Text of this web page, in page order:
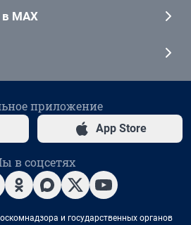
MAX
приложение
App Store
в соцсетях
и государственных органов